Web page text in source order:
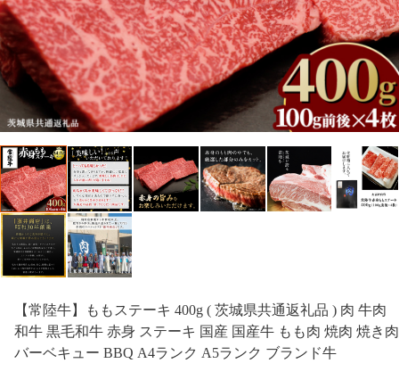
【常陸牛】ももステーキ 400g ( 茨城県共通返礼品 ) 肉 牛肉
和牛 黒毛和牛 赤身 ステーキ 国産 国産牛 もも肉 焼肉 焼き肉
バーベキュー BBQ A4ランク A5ランク ブランド牛